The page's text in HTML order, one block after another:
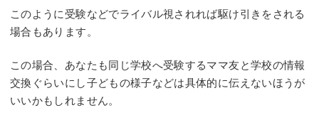
このように受験などでライバル視されれば駆け引きをされる
場合もあります。
この場合、あなたも同じ学校へ受験するママ友と学校の情報
交換ぐらいにし子どもの様子などは具体的に伝えないほうが
いいかもしれません。